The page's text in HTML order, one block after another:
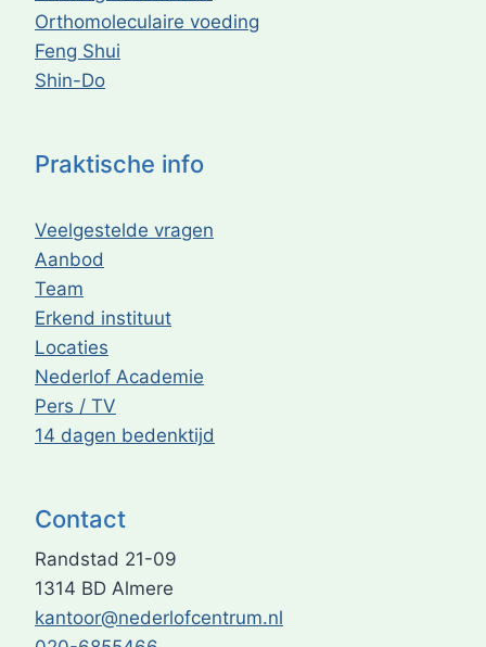
Contact
Randstad 21-09
1314 BD Almere
kantoor@nederlofcentrum.nl
Praktische info
Veelgestelde vragen
Aanbod
Team
Erkend instituut
Locaties
Nederlof Academie
Pers / TV
14 dagen bedenktijd
Orthomoleculaire voeding
Feng Shui
Shin-Do